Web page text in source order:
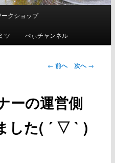
クショップ
ツ ぺぃチャンネル
投
ビ
ー
← 前へ 次へ→
ーの運営側
した( ´ ▽ ` )